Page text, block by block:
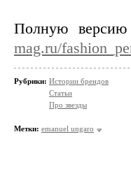
Полную
mag.ru/
Рубрики: Истории брендов
Статьи
Про звезды
Метки: emanuel ungaro